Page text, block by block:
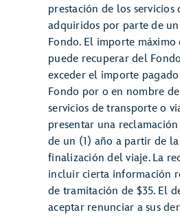
prestación de los
adquiridos por parte de
Fondo. El importe
puede recuperar del
exceder el importe
Fondo por o en nombre
servicios de transporte o
presentar una
de un (1) año a partir de
finalización del viaje. La
incluir cierta información
de tramitación de $35. El
aceptar renunciar a sus